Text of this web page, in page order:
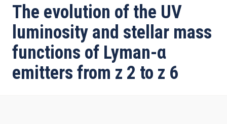
de
ayuda
a
la
navegación
The evolution of the UV
luminosity and stellar mass
functions of Lyman-α
emitters from z 2 to z 6